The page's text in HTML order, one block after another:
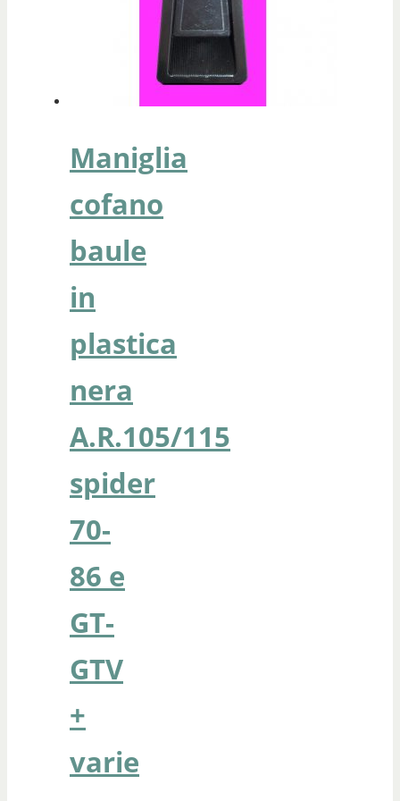
Maniglia
cofano
baule
in
plastica
nera
A.R.105/115
spider
70-
86 e
GT-
GTV
+
varie